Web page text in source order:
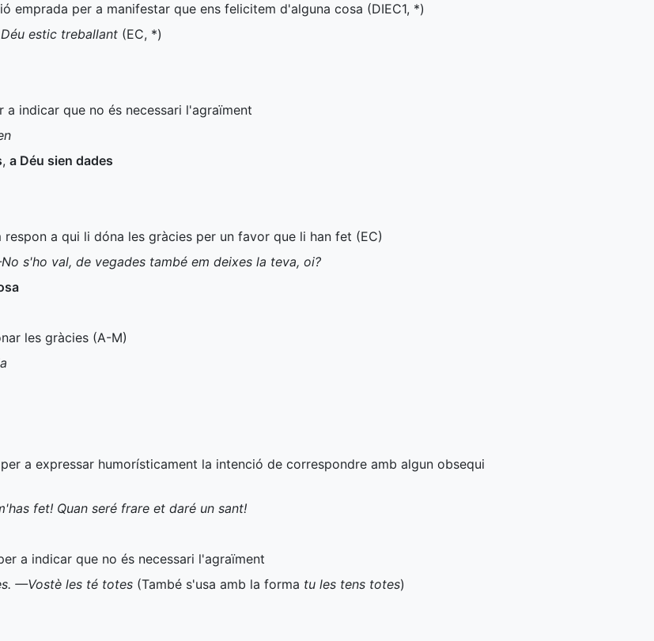
emprada per a manifestar que ens felicitem d'alguna cosa (DIEC1, *)
estic treballant (EC, *)
a indicar que no és necessari l'agraïment
, a Déu sien dades
respon a qui li dóna les gràcies per un favor que li han fet (EC)
s'ho val, de vegades també em deixes la teva, oi?
les gràcies (A-M)
a expressar humorísticament la intenció de correspondre amb algun obsequi
fet! Quan seré frare et daré un sant!
a indicar que no és necessari l'agraïment
—Vostè les té totes (També s'usa amb la forma tu les tens totes)